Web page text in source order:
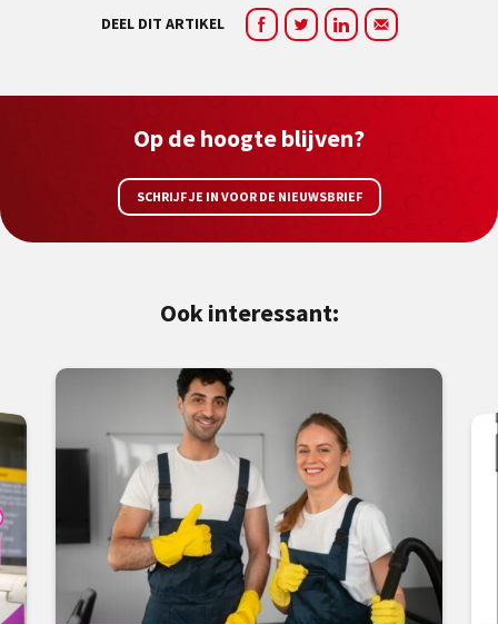
DEEL DIT ARTIKEL
Op de hoogte blijven?
SCHRIJF JE IN VOOR DE NIEUWSBRIEF
Ook interessant: